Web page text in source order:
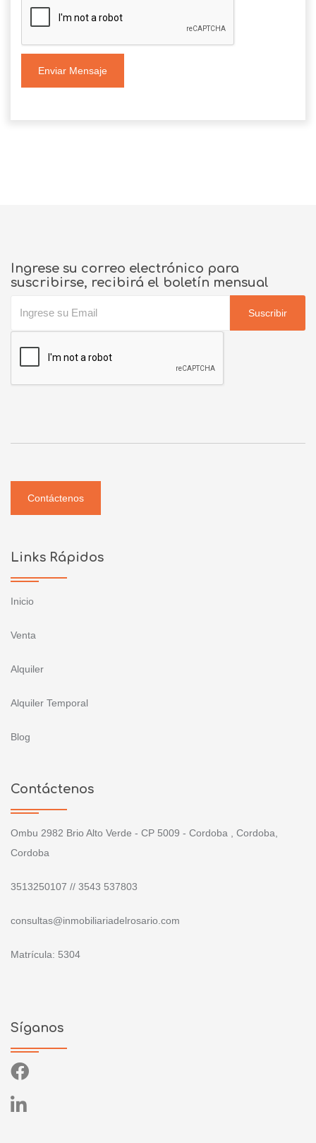
Enviar Mensaje
Ingrese su correo electrónico para
suscribirse, recibirá el boletín mensual
Suscribir
Contáctenos
Links Rápidos
Inicio
Venta
Alquiler
Alquiler Temporal
Blog
Contáctenos
Ombu 2982 Brio Alto Verde - CP 5009 - Cordoba , Cordoba,
Cordoba
3513250107 // 3543 537803
consultas@inmobiliariadelrosario.com
Matrícula: 5304
Síganos